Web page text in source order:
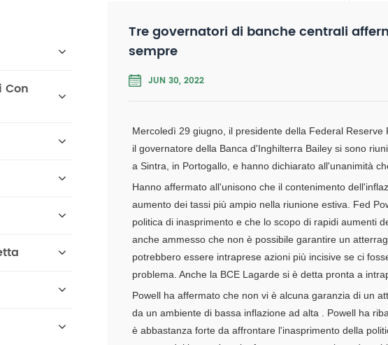
Tre governatori di banche centrali
sempre
JUN 30, 2022
Mercoledì 29 giugno, il presidente della Federal
il governatore della Banca d'Inghilterra Bailey si sono
a Sintra, in Portogallo, e hanno dichiarato all'unanimità
Hannoaffermato all'unisono che il contenimento
aumento dei tassi più ampio nella riunione estiva. Fed
politica di inasprimento e che lo scopo di rapidiaumenti
anche ammesso che non è possibile garantire un
potrebbero essere intraprese azioni più incisive se ci
problema.Anche la BCE Lagarde si è detta pronta a
Powell ha affermato che nonvi è alcuna garanzia di un
da un ambiente di bassa inflazione ad alta
Powell ha
è abbastanza forte da affrontare l'inasprimento della
Con